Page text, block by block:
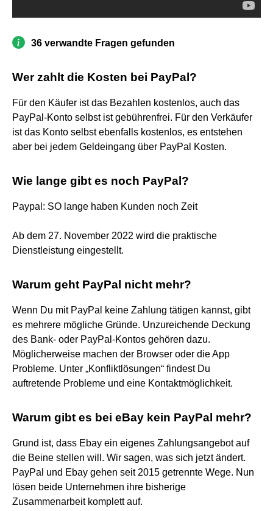
36 verwandte Fragen gefunden
Wer zahlt die Kosten bei PayPal?
Für den Käufer ist das Bezahlen kostenlos, auch das
PayPal-Konto selbst ist gebührenfrei. Für den Verkäufer
ist das Konto selbst ebenfalls kostenlos, es entstehen
aber bei jedem Geldeingang über PayPal Kosten.
Wie lange gibt es noch PayPal?
Paypal: SO lange haben Kunden noch Zeit
Ab dem 27. November 2022 wird die praktische
Dienstleistung eingestellt.
Warum geht PayPal nicht mehr?
Wenn Du mit PayPal keine Zahlung tätigen kannst, gibt
es mehrere mögliche Gründe. Unzureichende Deckung
des Bank- oder PayPal-Kontos gehören dazu.
Möglicherweise machen der Browser oder die App
Probleme. Unter „Konfliktlösungen“ findest Du
auftretende Probleme und eine Kontaktmöglichkeit.
Warum gibt es bei eBay kein PayPal mehr?
Grund ist, dass Ebay ein eigenes Zahlungsangebot auf
die Beine stellen will. Wir sagen, was sich jetzt ändert.
PayPal und Ebay gehen seit 2015 getrennte Wege. Nun
lösen beide Unternehmen ihre bisherige
Zusammenarbeit komplett auf.